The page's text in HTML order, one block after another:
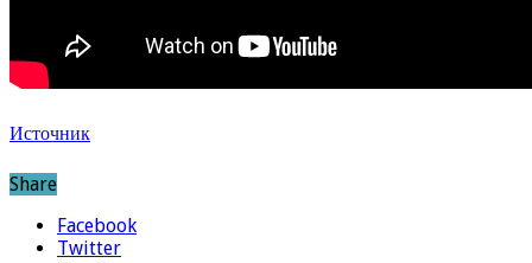
Источник
Share
Facebook
Twitter